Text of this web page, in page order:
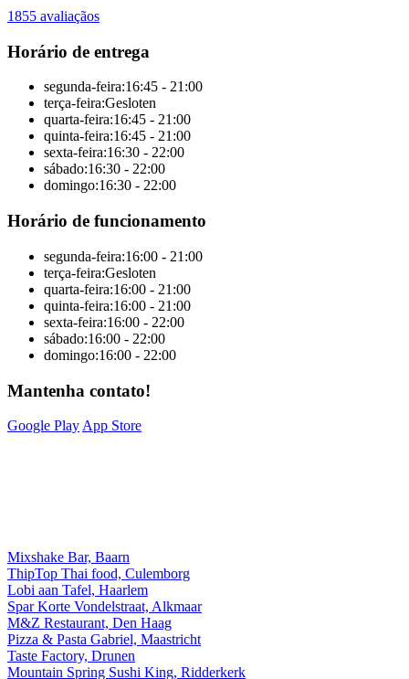
1855 avaliaçãos
Horário de entrega
segunda-feira:16:45 - 21:00
terça-feira:Gesloten
quarta-feira:16:45 - 21:00
quinta-feira:16:45 - 21:00
sexta-feira:16:30 - 22:00
sábado:16:30 - 22:00
domingo:16:30 - 22:00
Horário de funcionamento
segunda-feira:16:00 - 21:00
terça-feira:Gesloten
quarta-feira:16:00 - 21:00
quinta-feira:16:00 - 21:00
sexta-feira:16:00 - 22:00
sábado:16:00 - 22:00
domingo:16:00 - 22:00
Mantenha contato!
Google Play App Store
Mixshake Bar, Baarn
ThipTop Thai food, Culemborg
Lobi aan Tafel, Haarlem
Spar Korte Vondelstraat, Alkmaar
M&Z Restaurant, Den Haag
Pizza & Pasta Gabriel, Maastricht
Taste Factory, Drunen
Mountain Spring Sushi King, Ridderkerk